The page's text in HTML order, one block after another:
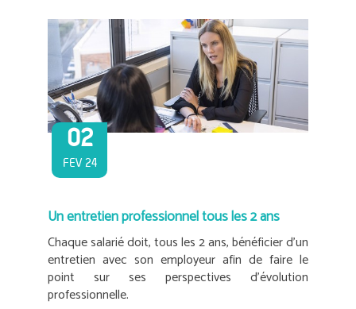
02
FEV 24
Un entretien professionnel tous les 2 ans
Chaque salarié doit, tous les 2 ans, bénéficier d’un
entretien avec son employeur afin de faire le
point sur ses perspectives d’évolution
professionnelle.